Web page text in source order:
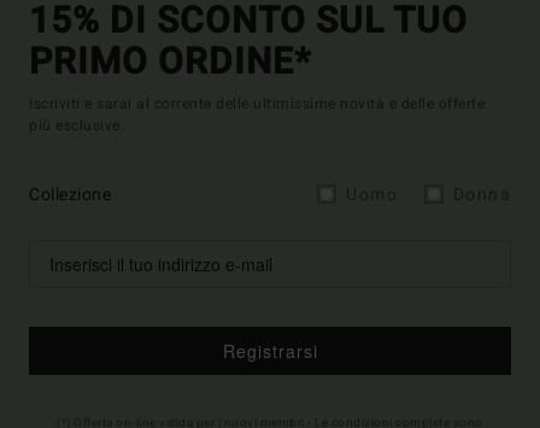
15% DI SCONTO SUL TUO
PRIMO ORDINE*
Iscriviti e sarai al corrente delle ultimissime novità e delle offerte
più esclusive.
Collezione
Registrarsi